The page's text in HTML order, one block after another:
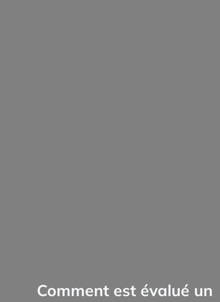
Comment est évalué un